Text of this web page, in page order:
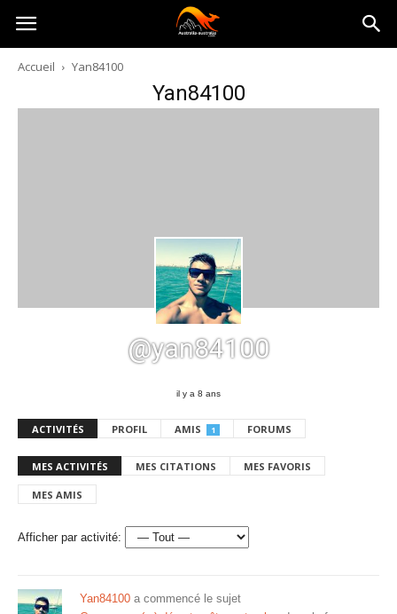
Australia-
australie.com
Accueil Yan84100
Yan84100
@yan84100
il y a 8 ans
ACTIVITÉS PROFIL AMIS 1 FORUMS
MES ACTIVITÉS MES CITATIONS MES FAVORIS
MES AMIS
Afficher par activité:
Yan84100 a commencé le sujet